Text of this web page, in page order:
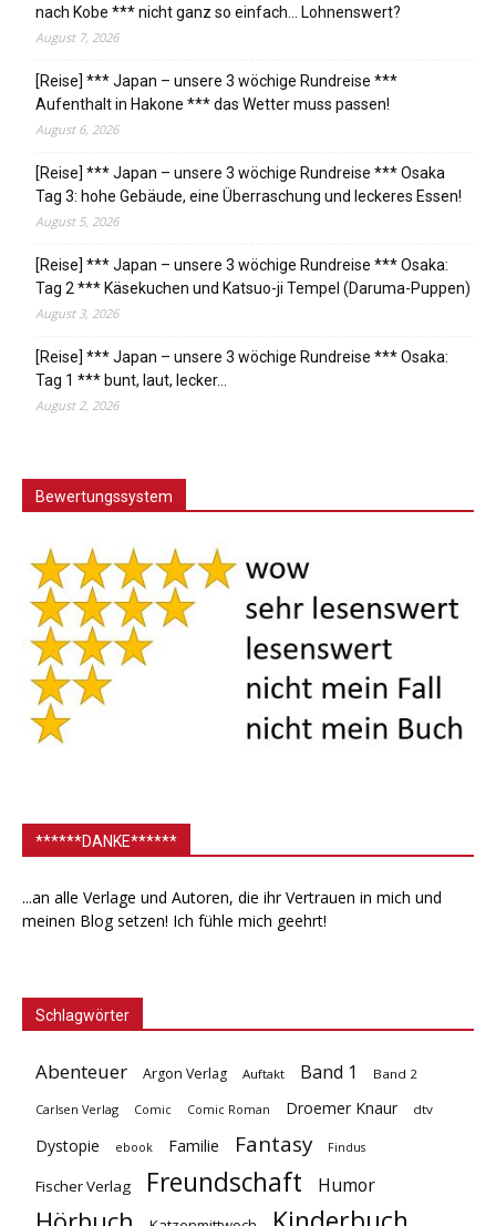
nach Kobe *** nicht ganz so einfach… Lohnenswert?
August 7, 2026
[Reise] *** Japan – unsere 3 wöchige Rundreise ***
Aufenthalt in Hakone *** das Wetter muss passen!
August 6, 2026
[Reise] *** Japan – unsere 3 wöchige Rundreise *** Osaka
Tag 3: hohe Gebäude, eine Überraschung und leckeres Essen!
August 5, 2026
[Reise] *** Japan – unsere 3 wöchige Rundreise *** Osaka:
Tag 2 *** Käsekuchen und Katsuo-ji Tempel (Daruma-Puppen)
August 3, 2026
[Reise] *** Japan – unsere 3 wöchige Rundreise *** Osaka:
Tag 1 *** bunt, laut, lecker…
August 2, 2026
Bewertungssystem
******DANKE******
...an alle Verlage und Autoren, die ihr Vertrauen in mich und
meinen Blog setzen! Ich fühle mich geehrt!
Schlagwörter
Abenteuer Argon Verlag Auftakt Band 1 Band 2
Carlsen Verlag Comic Comic Roman Droemer Knaur dtv
Dystopie ebook Familie Fantasy Findus
Fischer Verlag Freundschaft Humor